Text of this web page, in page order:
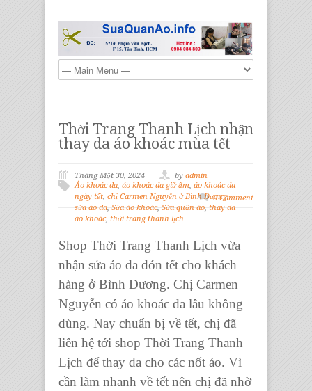
Thời Trang Thanh Lịch nhận
thay da áo khoác mùa tết
Tháng Một 30, 2024 by admin
Áo khoác da, áo khoác da giữ ấm, áo khoác da
ngày tết, chị Carmen Nguyễn ở Bình Dương,
sửa áo da, Sửa áo khoác, Sửa quần áo, thay da
áo khoác, thời trang thanh lịch
0 Comment
Shop Thời Trang Thanh Lịch vừa
nhận sửa áo da đón tết cho khách
hàng ở Bình Dương. Chị Carmen
Nguyễn có áo khoác da lâu không
dùng. Nay chuẩn bị về tết, chị đã
liên hệ tới shop Thời Trang Thanh
Lịch để thay da cho các nốt áo. Vì
cần làm nhanh về tết nên chị đã nhờ